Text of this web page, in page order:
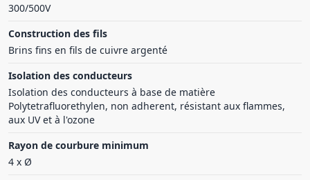
300/500V
Construction des fils
Brins fins en fils de cuivre argenté
Isolation des conducteurs
Isolation des conducteurs à base de matière
Polytetrafluorethylen, non adherent, résistant aux flammes,
aux UV et à l'ozone
Rayon de courbure minimum
4 x Ø